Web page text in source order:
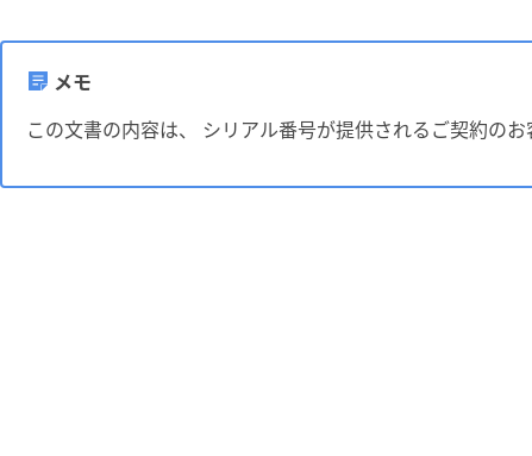
メモ
この文書の内容は、 シリアル番号が提供されるご契約のお